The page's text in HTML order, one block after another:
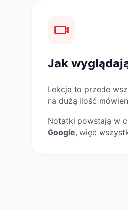
Jak
Lekcja to przede
na dużą ilość
Notatki powstają w
Google, więc